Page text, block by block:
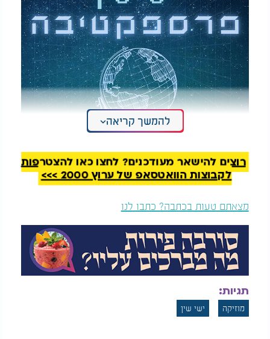
להמשך קריאה
רוצים להישאר מעודכנים? לחצו כאן להצטרפות
לקבוצות הוואטסאפ של ערוץ 2000 >>>
מצאתם טעות בכתבה? כתבו לנו
תגיות:
מוזיקה ישי שין